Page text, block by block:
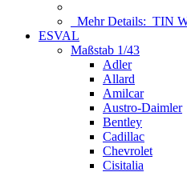
Mehr Details: TIN
ESVAL
Maßstab 1/43
Adler
Allard
Amilcar
Austro-Daimler
Bentley
Cadillac
Chevrolet
Cisitalia